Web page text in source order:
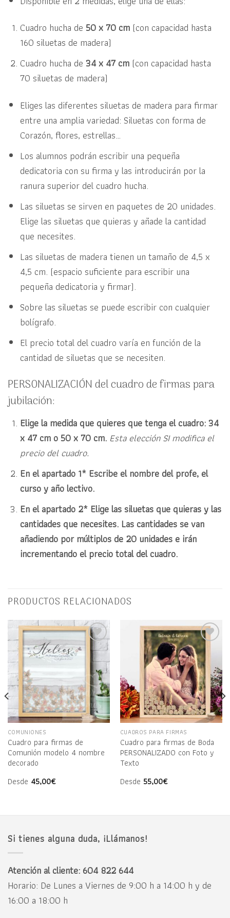
Cuadro hucha de 50 x 70 cm(con capacidad hasta
160 siluetas de madera)
Cuadro hucha de 34 x 47 cm(con capacidad hasta
70 siluetas de madera)
Eliges las diferentes siluetas de madera para firmar
entre una amplia variedad: Siluetas con forma de
Corazón, flores, estrellas…
Los alumnos podrán escribir una pequeña
dedicatoria con su firma y las introducirán por la
ranura superior del cuadro hucha.
Las siluetas se sirven en paquetes de 20 unidades.
Elige las siluetas que quieras y añade la cantidad
que necesites.
Las siluetas de madera tienen un tamaño de 4,5 x
4,5 cm. (espacio suficiente para escribir una
pequeña dedicatoria y firmar).
Sobre las siluetas se puede escribir con cualquier
bolígrafo.
El precio total del cuadro varía en función de la
cantidad de siluetas que se necesiten.
PERSONALIZACIÓN del cuadro de firmas para
jubilación:
Elige la medida que quieres que tenga el cuadro: 34
x 47 cm o 50 x 70 cm. Esta elección SI modifica el
precio del cuadro.
En el apartado 1* Escribe el nombre del profe, el
curso y año lectivo.
En el apartado 2* Elige las siluetas que quieras y las
cantidades que necesites. Las cantidades se van
añadiendo por múltiplos de 20 unidades e irán
incrementando el precio total del cuadro.
PRODUCTOS RELACIONADOS
Añadir
a la
lista
de
deseos
COMUNIONES
Cuadro para firmas de
Comunión modelo 4 nombre
decorado
Desde 45,00€
Añadir
a la
lista
de
deseos
CUADROS PARA FIRMAS
Cuadro para firmas de Boda
PERSONALIZADO con Foto y
Texto
Desde 55,00€
Si tienes alguna duda, ¡Llámanos!
Atención al cliente: 604 822 644
Horario: De Lunes a Viernes de 9:00 h a 14:00 h y de
16:00 a 18:00 h